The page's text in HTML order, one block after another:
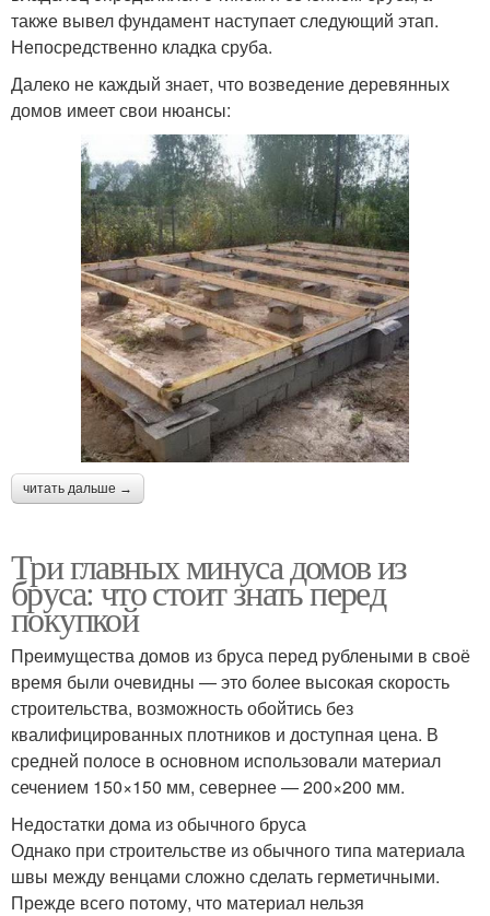
также вывел фундамент наступает следующий этап.
Непосредственно кладка сруба.
Далеко не каждый знает, что возведение деревянных
домов имеет свои нюансы:
читать дальше →
Три главных минуса домов из
бруса: что стоит знать перед
покупкой
Преимущества домов из бруса перед рублеными в своё
время были очевидны — это более высокая скорость
строительства, возможность обойтись без
квалифицированных плотников и доступная цена. В
средней полосе в основном использовали материал
сечением 150×150 мм, севернее — 200×200 мм.
Недостатки дома из обычного бруса
Однако при строительстве из обычного типа материала
швы между венцами сложно сделать герметичными.
Прежде всего потому, что материал нельзя